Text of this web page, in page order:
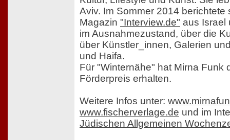
Aviv. Im Sommer 2014 berichtete
Magazin "Interview.de" aus Israel
im Ausnahmezustand, über die
über Künstler_innen, Galerien
und Haifa.
Für "Winternähe" hat Mirna Funk
Förderpreis erhalten.
Weitere Infos unter:
www.fischerverlage.de und im
Jüdischen Allgemeinen